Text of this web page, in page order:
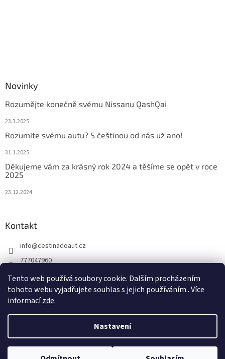
Tento web používá soubory cookie. Dalším procházením
tohoto webu vyjadřujete souhlas s jejich používáním.. Více
informacízde.
Nastavení
Novinky
Rozumějte konečně svému Nissanu QashQai
23.3.2025
Rozumíte svému autu? S češtinou od nás už ano!
31.1.2025
Děkujeme vám za krásný rok 2024 a těšíme se opět v roce
2025
23.12.2024
Kontakt
info@cestinadoaut.cz
777047960
777047960
Copyright 2026Cestinadoaut.cz. Všechna práva vyhrazena.